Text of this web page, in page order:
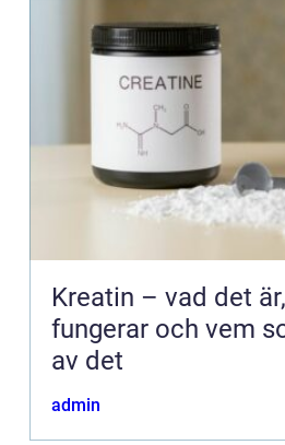
Kreatin – vad det
fungerar och vem
av det
admin